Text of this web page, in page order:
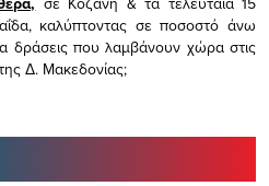
καλύπτοντας σε ποσοστό άνω
δράσεις που λαμβάνουν χώρα στις
Δ. Μακεδονίας;